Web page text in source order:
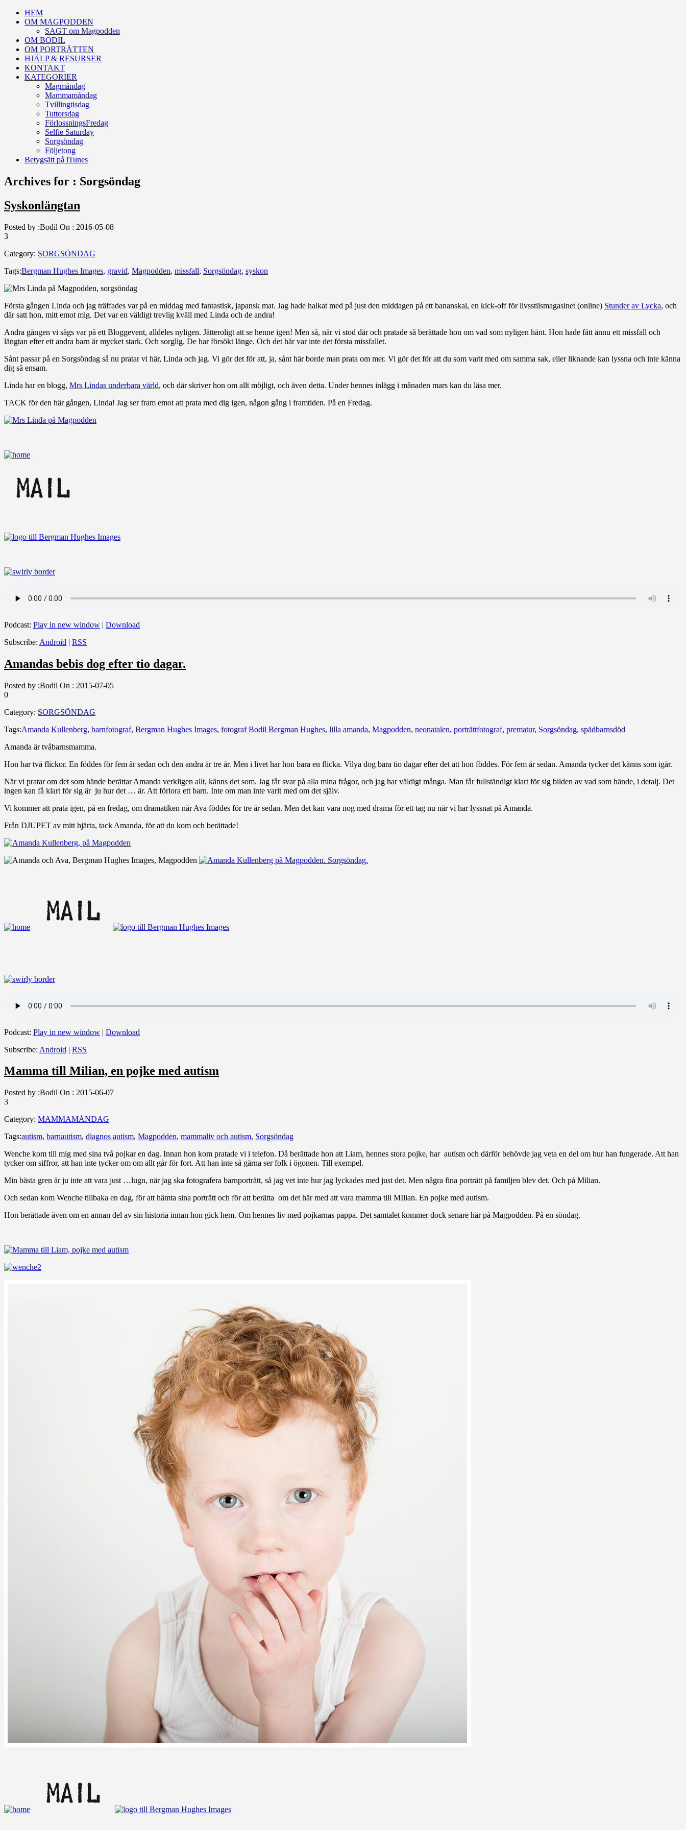
HEM
OM MAGPODDEN
SAGT om Magpodden
OM BODIL
OM PORTRÄTTEN
HJÄLP & RESURSER
KONTAKT
KATEGORIER
Magmåndag
Mammamåndag
Tvillingtisdag
Tuttorsdag
FörlossningsFredag
Selfie Saturday
Sorgsöndag
Följetong
Betygsätt på iTunes
Archives for : Sorgsöndag
Syskonlängtan
Posted by :Bodil On : 2016-05-08
3
Category: SORGSÖNDAG
Tags:Bergman Hughes Images, gravid, Magpodden, missfall, Sorgsöndag, syskon
Första gången Linda och jag träffades var på en middag med fantastisk, japansk mat. Jag hade halkat med på just den middagen på ett bananskal, en kick-off för livsstilsmagasinet (online) Stunder av Lycka, och
där satt hon, mitt emot mig. Det var en väldigt trevlig kväll med Linda och de andra!
Andra gången vi sågs var på ett Bloggevent, alldeles nyligen. Jätteroligt att se henne igen! Men så, när vi stod där och pratade så berättade hon om vad som nyligen hänt. Hon hade fått ännu ett missfall och
längtan efter ett andra barn är mycket stark. Och sorglig. De har försökt länge. Och det här var inte det första missfallet.
Sånt passar på en Sorgsöndag så nu pratar vi här, Linda och jag. Vi gör det för att, ja, sånt här borde man prata om mer. Vi gör det för att du som varit med om samma sak, eller liknande kan lyssna och inte känna
dig så ensam.
Linda har en blogg, Mrs Lindas underbara värld, och där skriver hon om allt möjligt, och även detta. Under hennes inlägg i månaden mars kan du läsa mer.
TACK för den här gången, Linda! Jag ser fram emot att prata med dig igen, någon gång i framtiden. På en Fredag.
Podcast: Play in new window | Download
Subscribe: Android | RSS
Amandas bebis dog efter tio dagar.
Posted by :Bodil On : 2015-07-05
0
Category: SORGSÖNDAG
Tags:Amanda Kullenberg, barnfotograf, Bergman Hughes Images, fotograf Bodil Bergman Hughes, lilla amanda, Magpodden, neonatalen, porträttfotograf, prematur, Sorgsöndag, spädbarnsdöd
Amanda är tvåbarnsmamma.
Hon har två flickor. En föddes för fem år sedan och den andra är tre år. Men i livet har hon bara en flicka. Vilya dog bara tio dagar efter det att hon föddes. För fem år sedan. Amanda tycker det känns som igår.
När vi pratar om det som hände berättar Amanda verkligen allt, känns det som. Jag får svar på alla mina frågor, och jag har väldigt många. Man får fullständigt klart för sig bilden av vad som hände, i detalj. Det
ingen kan få klart för sig är ju hur det … är. Att förlora ett barn. Inte om man inte varit med om det själv.
Vi kommer att prata igen, på en fredag, om dramatiken när Ava föddes för tre år sedan. Men det kan vara nog med drama för ett tag nu när vi har lyssnat på Amanda.
Från DJUPET av mitt hjärta, tack Amanda, för att du kom och berättade!
Podcast: Play in new window | Download
Subscribe: Android | RSS
Mamma till Milian, en pojke med autism
Posted by :Bodil On : 2015-06-07
3
Category: MAMMAMÅNDAG
Tags:autism, barnautism, diagnos autism, Magpodden, mammaliv och autism, Sorgsöndag
Wenche kom till mig med sina två pojkar en dag. Innan hon kom pratade vi i telefon. Då berättade hon att Liam, hennes stora pojke, har autism och därför behövde jag veta en del om hur han fungerade. Att han
tycker om siffror, att han inte tycker om om allt går för fort. Att han inte så gärna ser folk i ögonen. Till exempel.
Min bästa gren är ju inte att vara just …lugn, när jag ska fotografera barnporträtt, så jag vet inte hur jag lyckades med just det. Men några fina porträtt på familjen blev det. Och på Milian.
Och sedan kom Wenche tillbaka en dag, för att hämta sina porträtt och för att berätta om det här med att vara mamma till MIlian. En pojke med autism.
Hon berättade även om en annan del av sin historia innan hon gick hem. Om hennes liv med pojkarnas pappa. Det samtalet kommer dock senare här på Magpodden. På en söndag.